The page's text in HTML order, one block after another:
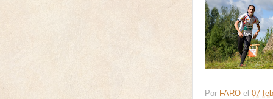
Por FARO el 07